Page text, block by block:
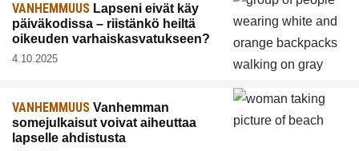
VANHEMMUUS Lapseni eivät käy
päiväkodissa – riistänkö heiltä
oikeuden varhaiskasvatukseen?
4.10.2025
VANHEMMUUS Vanhemman
somejulkaisut voivat aiheuttaa
lapselle ahdistusta